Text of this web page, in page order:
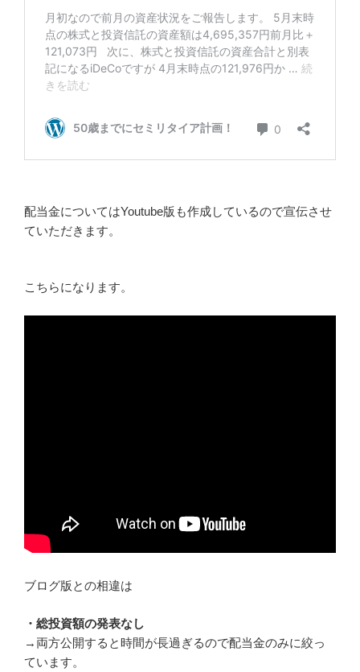
配当金についてはYoutube版も作成しているので宣伝させ
ていただきます。
こちらになります。
ブログ版との相違は
・総投資額の発表なし
→両方公開すると時間が長過ぎるので配当金のみに絞っ
ています。